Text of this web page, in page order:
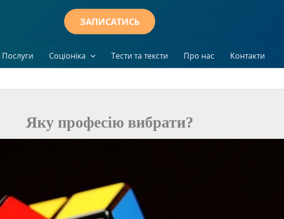
ЗАПИСАТИСЬ
Послуги Соціоніка Тести та тексти Про нас Контакти
Яку професію вибрати?